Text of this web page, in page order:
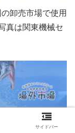
卸売市場で使用
真は関東機械セ
サイドバー